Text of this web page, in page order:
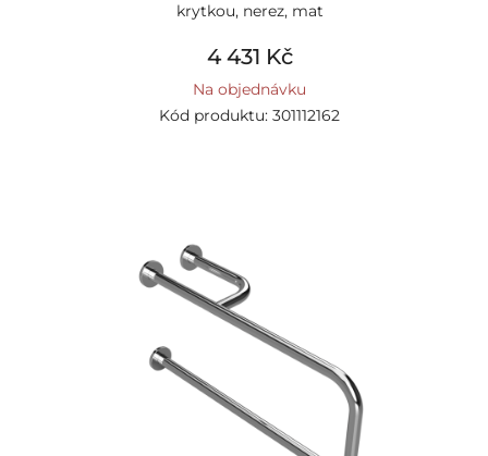
krytkou, nerez, mat
4 431 Kč
Na objednávku
Kód produktu: 301112162